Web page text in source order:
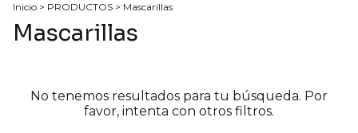
Inicio > PRODUCTOS > Mascarillas
Mascarillas
No tenemos resultados para tu búsqueda. Por
favor, intenta con otros filtros.